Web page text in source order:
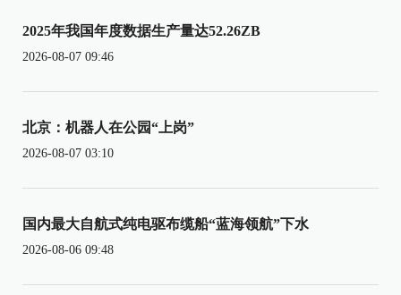
2025年我国年度数据生产量达52.26ZB
2026-08-07 09:46
北京：机器人在公园“上岗”
2026-08-07 03:10
国内最大自航式纯电驱布缆船“蓝海领航”下水
2026-08-06 09:48